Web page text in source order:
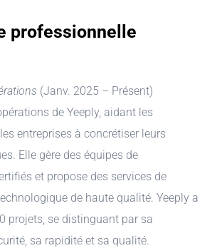
professionnelle
(Janv. 2025 – Présent)
de Yeeply, aidant les
entreprises à concrétiser leurs
Elle gère des équipes de
et propose des services de
de haute qualité. Yeeply a
projets, se distinguant par sa
sa rapidité et sa qualité.